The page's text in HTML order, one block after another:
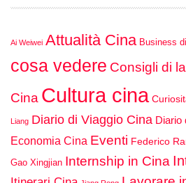
Ai Weiwei Attualità Cina Business
cosa vedere Consigli di
Cina Cultura cina
Liang Diario di Viaggio Cina Diario
Economia Cina Eventi Federico
Gao Xingjian Internship in Cina